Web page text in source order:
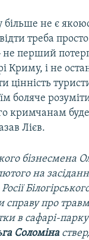
не є
треба
не перший
Криму, і не
цінність
боляче
кримчанам
Лієв.
бізнесмена
на
справу про
в сафарі-
Соломіна